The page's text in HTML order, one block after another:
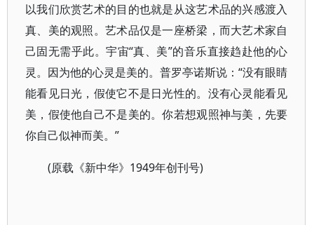
以我们欣赏艺术的目的也就是从这艺术品的兴感渡入
真、美的观照。艺术品仅是一座桥梁，而大艺术家自
己固无需乎此。宇宙“真、美”的音乐直接趋赴他的心
灵。因为他的心灵是美的。普罗亭诺斯说：“没有眼睛
能看见日光，假使它不是日光性的。没有心灵能看见
美，假使他自己不是美的。你若想观照神与美，先要
你自己似神而美。”
(原载《新中华》1949年创刊号)